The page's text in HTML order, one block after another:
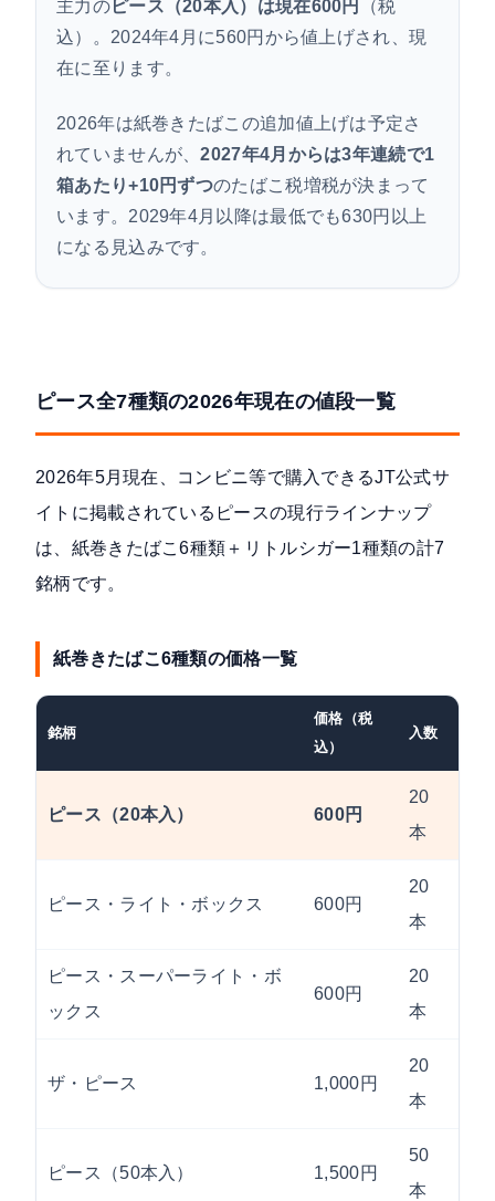
主力のピース（20本入）は現在600円
（税
込）。2024年4月に560円から値上げされ、現
在に至ります。
2026年は紙巻きたばこの追加値上げは予定さ
れていませんが、2027年4月からは3年連続で1
箱あたり+10円ずつのたばこ税増税が決まって
います。2029年4月以降は最低でも630円以上
になる見込みです。
ピース全7種類の2026年現在の値段一覧
2026年5月現在、コンビニ等で購入できるJT公式サ
イトに掲載されているピースの現行ラインナップ
は、紙巻きたばこ6種類＋リトルシガー1種類の計7
銘柄です。
紙巻きたばこ6種類の価格一覧
銘柄
価格（税
込）
入数
ピース（20本入） 600円
20
本
ピース・ライト・ボックス 600円
20
本
ピース・スーパーライト・ボ
ックス
600円
20
本
ザ・ピース 1,000円
20
本
ピース（50本入） 1,500円
50
本